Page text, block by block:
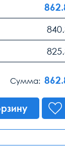
Сумма: